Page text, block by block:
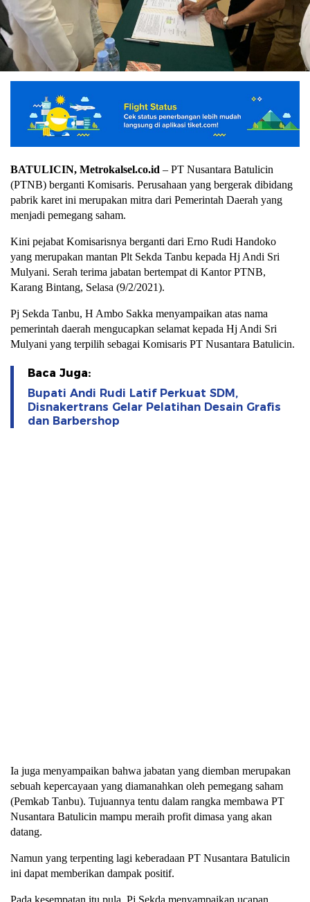
BATULICIN, Metrokalsel.co.id – PT Nusantara Batulicin
(PTNB) berganti Komisaris. Perusahaan yang bergerak dibidang
pabrik karet ini merupakan mitra dari Pemerintah Daerah yang
menjadi pemegang saham.
Kini pejabat Komisarisnya berganti dari Erno Rudi Handoko
yang merupakan mantan Plt Sekda Tanbu kepada Hj Andi Sri
Mulyani. Serah terima jabatan bertempat di Kantor PTNB,
Karang Bintang, Selasa (9/2/2021).
Pj Sekda Tanbu, H Ambo Sakka menyampaikan atas nama
pemerintah daerah mengucapkan selamat kepada Hj Andi Sri
Mulyani yang terpilih sebagai Komisaris PT Nusantara Batulicin.
Baca Juga:
Bupati Andi Rudi Latif Perkuat SDM,
Disnakertrans Gelar Pelatihan Desain Grafis
dan Barbershop
Ia juga menyampaikan bahwa jabatan yang diemban merupakan
sebuah kepercayaan yang diamanahkan oleh pemegang saham
(Pemkab Tanbu). Tujuannya tentu dalam rangka membawa PT
Nusantara Batulicin mampu meraih profit dimasa yang akan
datang.
Namun yang terpenting lagi keberadaan PT Nusantara Batulicin
ini dapat memberikan dampak positif.
Pada kesempatan itu pula, Pj Sekda menyampaikan ucapan